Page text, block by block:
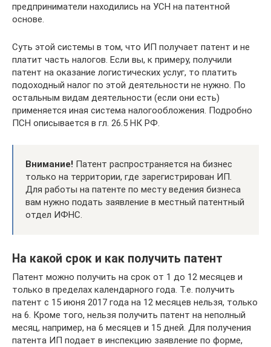
предприниматели находились на УСН на патентной
основе.
Суть этой системы в том, что ИП получает патент и не
платит часть налогов. Если вы, к примеру, получили
патент на оказание логистических услуг, то платить
подоходный налог по этой деятельности не нужно. По
остальным видам деятельности (если они есть)
применяется иная система налогообложения. Подробно
ПСН описывается в гл. 26.5 НК РФ.
Внимание! Патент распространяется на бизнес
только на территории, где зарегистрирован ИП.
Для работы на патенте по месту ведения бизнеса
вам нужно подать заявление в местный патентный
отдел ИФНС.
На какой срок и как получить патент
Патент можно получить на срок от 1 до 12 месяцев и
только в пределах календарного года. Т.е. получить
патент с 15 июня 2017 года на 12 месяцев нельзя, только
на 6. Кроме того, нельзя получить патент на неполный
месяц, например, на 6 месяцев и 15 дней. Для получения
патента ИП подает в инспекцию заявление по форме,